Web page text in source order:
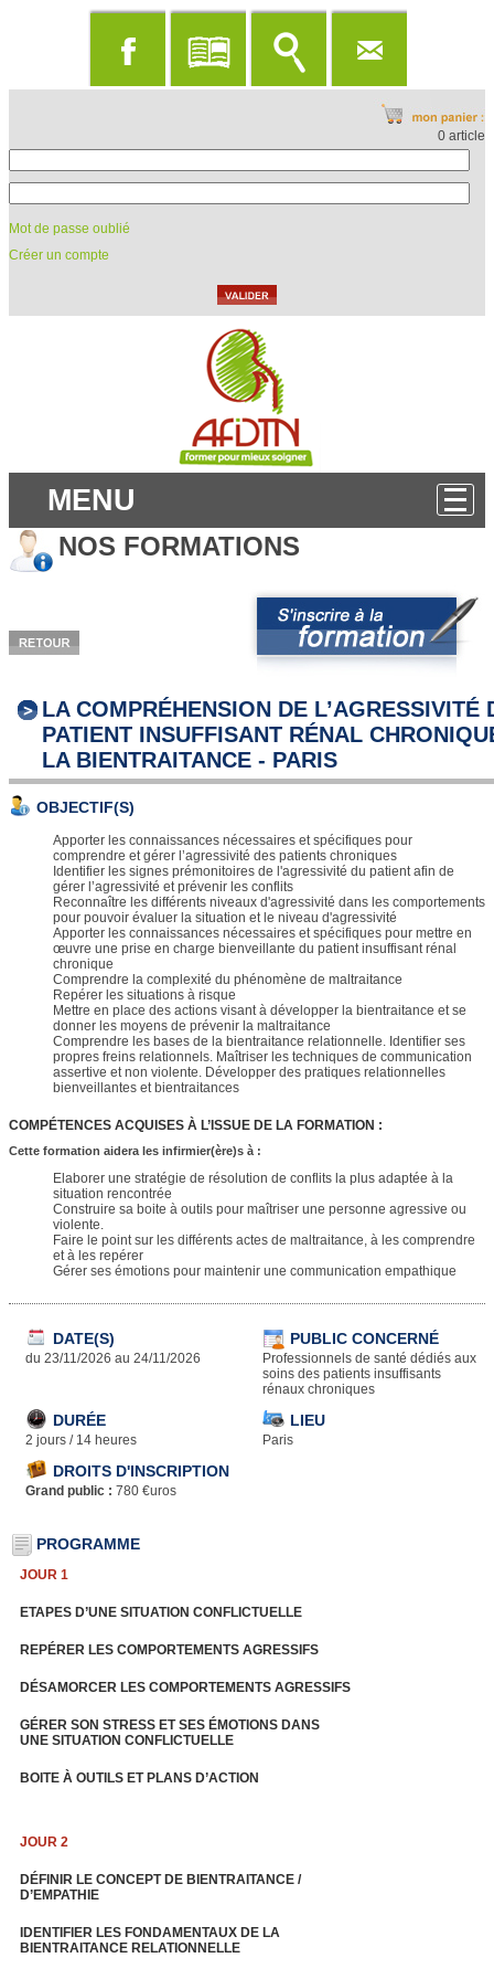
0 article
Mot de passe oublié
Créer un compte
MENU
NOS FORMATIONS
LA COMPRÉHENSION DE L’AGRESSIVITÉ
PATIENT INSUFFISANT RÉNAL
LA BIENTRAITANCE - PARIS
OBJECTIF(S)
Apporter les connaissances nécessaires et spécifiques pour
comprendre et gérer l’agressivité des patients chroniques
Identifier les signes prémonitoires de l'agressivité du patient afin de
gérer l’agressivité et prévenir les conflits
Reconnaître les différents niveaux d'agressivité dans les comportements
pour pouvoir évaluer la situation et le niveau d'agressivité
Apporter les connaissances nécessaires et spécifiques pour mettre en
œuvre une prise en charge bienveillante du patient insuffisant rénal
chronique
Comprendre la complexité du phénomène de maltraitance
Repérer les situations à risque
Mettre en place des actions visant à développer la bientraitance et se
donner les moyens de prévenir la maltraitance
Comprendre les bases de la bientraitance relationnelle. Identifier ses
propres freins relationnels. Maîtriser les techniques de communication
assertive et non violente. Développer des pratiques relationnelles
bienveillantes et bientraitances
COMPÉTENCES ACQUISES À L’ISSUE DE LA FORMATION :
Cette formation aidera les infirmier(ère)s à :
Elaborer une stratégie de résolution de conflits la plus adaptée à la
situation rencontrée
Construire sa boite à outils pour maîtriser une personne agressive ou
violente.
Faire le point sur les différents actes de maltraitance, à les comprendre
et à les repérer
Gérer ses émotions pour maintenir une communication empathique
DATE(S)
du 23/11/2026 au 24/11/2026
PUBLIC CONCERNÉ
Professionnels de santé dédiés aux
soins des patients insuffisants
rénaux chroniques
DURÉE
2 jours / 14 heures
LIEU
Paris
DROITS D'INSCRIPTION
Grand public : 780 €uros
PROGRAMME
JOUR 1
ETAPES D’UNE SITUATION CONFLICTUELLE
REPÉRER LES COMPORTEMENTS AGRESSIFS
DÉSAMORCER LES COMPORTEMENTS AGRESSIFS
GÉRER SON STRESS ET SES ÉMOTIONS DANS
UNE SITUATION CONFLICTUELLE
BOITE À OUTILS ET PLANS D’ACTION
JOUR 2
DÉFINIR LE CONCEPT DE BIENTRAITANCE /
D’EMPATHIE
IDENTIFIER LES FONDAMENTAUX DE LA
BIENTRAITANCE RELATIONNELLE